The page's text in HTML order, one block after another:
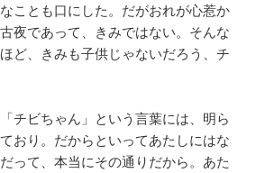
ことも口にした。だがおれが心惹か
夜であって、きみではない。そんな
ど、きみも子供じゃないだろう、チ
チビちゃん」という言葉には、明ら
おり。だからといってあたしにはな
って、本当にその通りだから。あた